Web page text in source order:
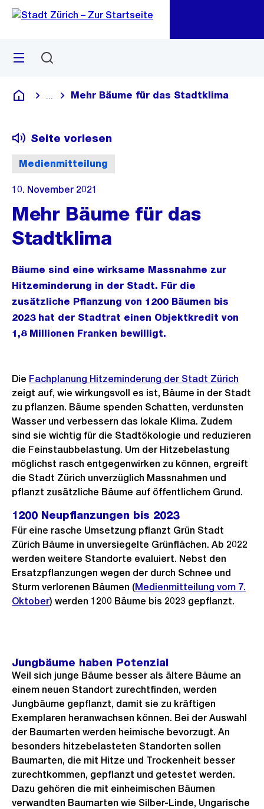
Navigation
Sprunglink
Menü
Deutsch
Blende alle Breadcrumbs ein
Mehr Bäume für das Stadtklima
Medienmitteilung
Seite vorlesen
10. November 2021
Mehr Bäume für das
Stadtklima
Bäume sind eine wirksame Massnahme zur
Hitzeminderung in der Stadt. Für die
zusätzliche Pflanzung von 1200 Bäumen bis
2023 hat der Stadtrat einen Objektkredit von
1,8 Millionen Franken bewilligt.
Die Fachplanung Hitzeminderung der Stadt Zürich
zeigt auf, wie wirkungsvoll es ist, Bäume in der Stadt
zu pflanzen. Bäume spenden Schatten, verdunsten
Wasser und verbessern das lokale Klima. Zudem
sind sie wichtig für die Stadtökologie und reduzieren
die Feinstaubbelastung. Um der Hitzebelastung
möglichst rasch entgegenwirken zu können, ergreift
die Stadt Zürich unverzüglich Massnahmen und
pflanzt zusätzliche Bäume auf öffentlichem Grund.
1200 Neupflanzungen bis 2023
Für eine rasche Umsetzung pflanzt Grün Stadt
Zürich Bäume in unversiegelte Grünflächen. Ab 2022
werden weitere Standorte evaluiert. Nebst den
Ersatzpflanzungen wegen der durch Schnee und
Sturm verlorenen Bäumen (Medienmitteilung vom 7.
Oktober) werden 1200 Bäume bis 2023 gepflanzt.
Jungbäume haben Potenzial
Weil sich junge Bäume besser als ältere Bäume an
einem neuen Standort zurechtfinden, werden
Jungbäume gepflanzt, damit sie zu kräftigen
Exemplaren heranwachsen können. Bei der Auswahl
der Baumarten werden heimische bevorzugt. An
besonders hitzebelasteten Standorten sollen
Baumarten, die mit Hitze und Trockenheit besser
zurechtkommen, gepflanzt und getestet werden.
Dazu gehören die mit einheimischen Bäumen
verwandten Baumarten wie Silber-Linde, Ungarische